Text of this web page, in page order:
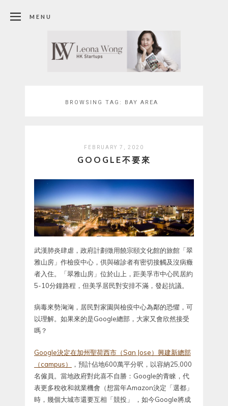
MENU
BROWSING TAG: BAY AREA
FEBRUARY 7, 2020
GOOGLE不要來
武漢肺炎肆虐，政府計劃徵用饒宗頤文化館的旅館「翠
雅山房」作檢疫中心，供與確診者有密切接觸及沒病癥
者入住。「翠雅山房」位於山上，距美孚市中心民居約
5-10分鐘路程，但美孚居民對安排不滿，發起抗議。
病毒來勢洶洶，居民對家園與檢疫中心為鄰的恐懼，可
以理解。如果來的是Google總部，大家又會欣然接受
嗎？
Google決定在加州聖荷西市（San Jose）興建新總部
（campus）
，預計佔地600萬平分呎，以容納25,000
名僱員。當地政府對此喜不自勝：Google的青睞，代
表更多稅收和就業機會（想當年Amazon決定「選都」
時，幾個大城市還要互相「競投」 ，如今Google將成